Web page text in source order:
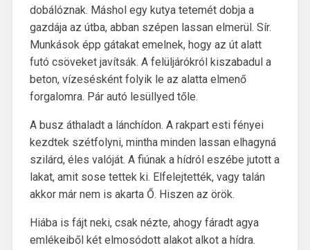
dobálóznak. Máshol egy kutya tetemét dobja a
gazdája az útba, abban szépen lassan elmerül. Sír.
Munkások épp gátakat emelnek, hogy az út alatt
futó csöveket javítsák. A felüljárókról kiszabadul a
beton, vízesésként folyik le az alatta elmenő
forgalomra. Pár autó lesüllyed tőle.
A busz áthaladt a lánchídon. A rakpart esti fényei
kezdtek szétfolyni, mintha minden lassan elhagyná
szilárd, éles valóját. A fiúnak a hídról eszébe jutott a
lakat, amit sose tettek ki. Elfelejtették, vagy talán
akkor már nem is akarta Ő. Hiszen az örök.
Hiába is fájt neki, csak nézte, ahogy fáradt agya
emlékeiből két elmosódott alakot alkot a hídra.